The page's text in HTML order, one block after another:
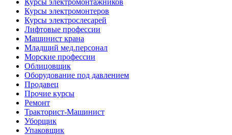
Курсы электромонтажников
Курсы электромонтеров
Курсы электрослесарей
Лифтовые профессии
Машинист крана
Младщий мед.персонал
Морские профессии
Облицовщик
Оборудование под давлением
Продавец
Прочие курсы
Ремонт
Тракторист-Машинист
Уборщик
Упаковщик